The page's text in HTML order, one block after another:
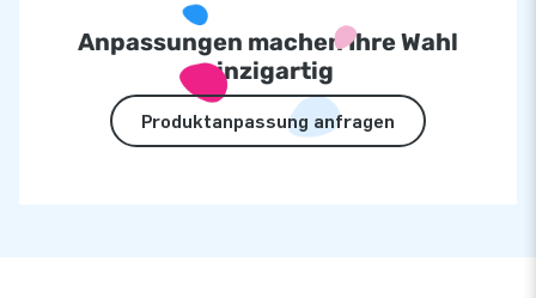
Anpassungen machen Ihre Wahl
einzigartig
Produktanpassung anfragen